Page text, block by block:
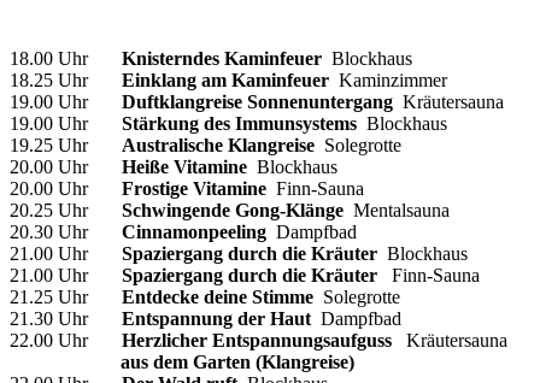
18.00 Uhr Knisterndes Kaminfeuer Blockhaus
18.25 UhrEinklang am Kaminfeuer Kaminzimmer
19.00 Uhr Duftklangreise Sonnenuntergang Kräutersauna
19.00 Uhr Stärkung des Immunsystems Blockhaus
19.25 UhrAustralische Klangreise Solegrotte
20.00 UhrHeiße Vitamine Blockhaus
20.00 UhrFrostige Vitamine Finn-Sauna
20.25 Uhr Schwingende Gong-Klänge Mentalsauna
20.30 UhrCinnamonpeeling Dampfbad
21.00 Uhr Spaziergang durch die Kräuter Blockhaus
21.00 Uhr Spaziergang durch die Kräuter Finn-Sauna
21.25 Uhr Entdecke deine Stimme Solegrotte
21.30 Uhr Entspannung der Haut Dampfbad
22.00 Uhr Herzlicher Entspannungsaufguss Kräutersauna
aus dem Garten (Klangreise)